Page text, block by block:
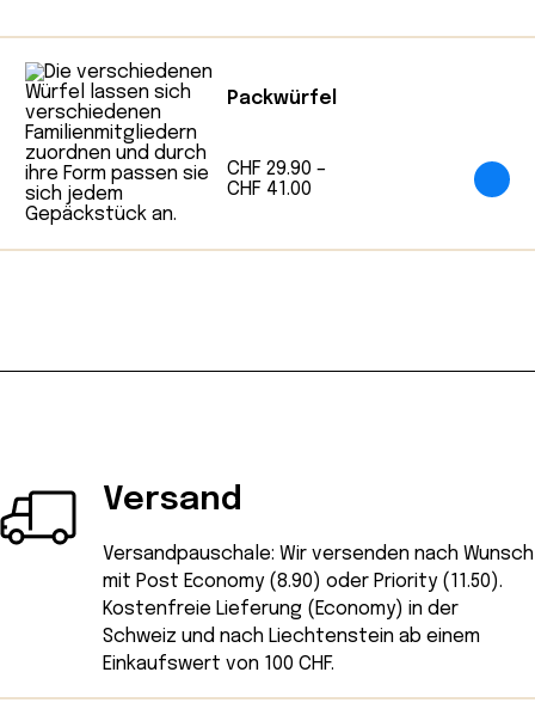
Packwürfel
CHF 29.90 –
CHF 41.00
CHF 41.00
Versand
Versandpauschale: Wir versenden nach Wunsch
mit Post Economy (8.90) oder Priority (11.50).
Kostenfreie Lieferung (Economy) in der
Schweiz und nach Liechtenstein ab einem
Einkaufswert von 100 CHF.